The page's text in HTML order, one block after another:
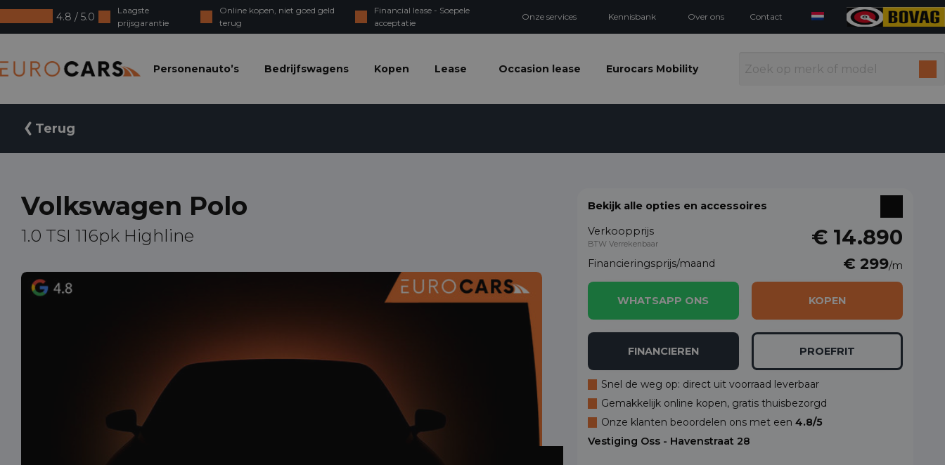
4.8 / 5.0
Laagste
prijsgarantie
Online kopen, niet goed geld
terug
Financial lease - Soepele
acceptatie
Onze services Kennisbank Over ons Contact
Personenauto’s
Bedrijfswagens Kopen Lease Occasion lease Eurocars Mobility
Terug
Volkswagen Polo
1.0 TSI 116pk Highline
Bekijk alle opties en accessoires
Verkoopprijs
BTW Verrekenbaar € 14.890
Financieringsprijs/maand € 299/m
WHATSAPP ONS KOPEN
FINANCIEREN PROEFRIT
Snel de weg op: direct uit voorraad leverbaar
Gemakkelijk online kopen, gratis thuisbezorgd
Onze klanten beoordelen ons met een 4.8/5
Vestiging Oss - Havenstraat 28